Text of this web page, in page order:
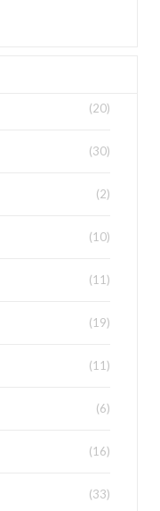
(20)
(30)
(2)
(10)
(11)
(19)
(11)
(6)
(16)
(33)